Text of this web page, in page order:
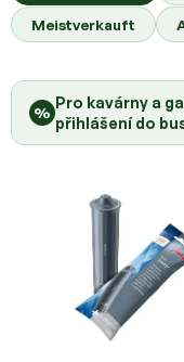
o
d
k
Meistverkauft
r
P
o
u
%
Pro kavárny a
přihlášení do